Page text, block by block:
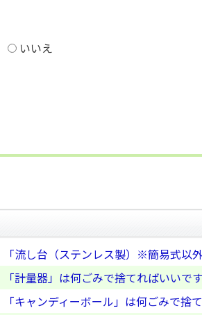
いいえ
「流し台（ステンレス製）※簡易式以
「計量器」は何ごみで捨てればいいで
「キャンディーボール」は何ごみで捨